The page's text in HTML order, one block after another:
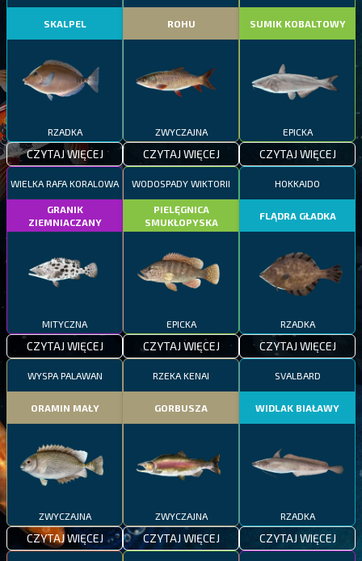
SKALPEL
RZADKA
CZYTAJ WIĘCEJ
ROHU
ZWYCZAJNA
CZYTAJ WIĘCEJ
SUMIK KOBALTOWY
EPICKA
CZYTAJ WIĘCEJ
WIELKA RAFA KORALOWA
GRANIK
ZIEMNIACZANY
MITYCZNA
CZYTAJ WIĘCEJ
WODOSPADY WIKTORII
PIELĘGNICA
SMUKŁOPYSKA
EPICKA
CZYTAJ WIĘCEJ
HOKKAIDO
FLĄDRA GŁADKA
RZADKA
CZYTAJ WIĘCEJ
WYSPA PALAWAN
ORAMIN MAŁY
ZWYCZAJNA
CZYTAJ WIĘCEJ
RZEKA KENAI
GORBUSZA
ZWYCZAJNA
CZYTAJ WIĘCEJ
SVALBARD
WIDLAK BIAŁAWY
RZADKA
CZYTAJ WIĘCEJ